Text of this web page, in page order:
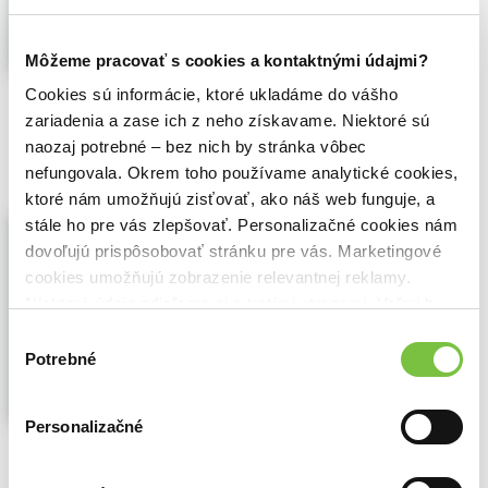
Môžeme pracovať s cookies a kontaktnými údajmi?
Cookies sú informácie, ktoré ukladáme do vášho
zariadenia a zase ich z neho získavame. Niektoré sú
naozaj potrebné – bez nich by stránka vôbec
nefungovala. Okrem toho používame analytické cookies,
ktoré nám umožňujú zisťovať, ako náš web funguje, a
stále ho pre vás zlepšovať. Personalizačné cookies nám
dovoľujú prispôsobovať stránku pre vás. Marketingové
cookies umožňujú zobrazenie relevantnej reklamy.
cookies.
súhlasu
Potrebné
Personalizačné
🌴 Máme na sklade, posielame ihneď.
12,00€ Do košíka
Koloproktologie: Vybrané kapitoly III
František Antoš,Jiří Hoch,Mladá fronta
(2019)
Předchozí dvě vydání publikace
setkala se značným zájmem a byla rychle
rozebrána. Předchozí vydání knihy bylo
oboru chirurgie. Obsahem nové publikace